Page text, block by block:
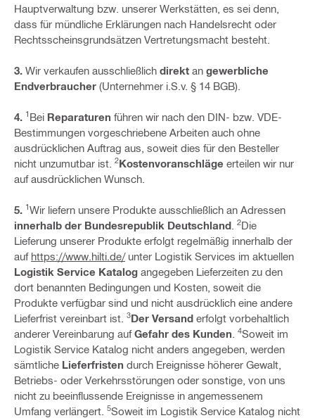
Hauptverwaltung bzw. unserer Werkstätten, es sei denn,
dass für mündliche Erklärungen nach Handelsrecht oder
Rechtsscheinsgrundsätzen Vertretungsmacht besteht.
3. Wir verkaufen ausschließlich direkt an gewerbliche
Endverbraucher (Unternehmer i.S.v. § 14 BGB).
4. 1 Bei Reparaturen führen wir nach den DIN- bzw. VDE-
Bestimmungen vorgeschriebene Arbeiten auch ohne
ausdrücklichen Auftrag aus, soweit dies für den Besteller
nicht unzumutbar ist.
2Kostenvoranschläge erteilen wir nur
auf ausdrücklichen Wunsch.
5. 1Wir liefern unsere Produkte ausschließlich an Adressen
innerhalb der Bundesrepublik Deutschland
2Die
Lieferung unserer Produkte erfolgt regelmäßig innerhalb der
auf https://www.hilti.de/unter Logistik Services im aktuellen
Logistik Service Katalog angegeben Lieferzeiten zu den
dort benannten Bedingungen und Kosten, soweit die
Produkte verfügbar sind und nicht ausdrücklich eine andere
Lieferfrist vereinbart ist.
3Der Versand erfolgt vorbehaltlich
anderer Vereinbarung aufGefahr des Kunden 4Soweit im
Logistik Service Katalog nicht anders angegeben, werden
sämtliche Lieferfristen durch Ereignisse höherer Gewalt,
Betriebs- oder Verkehrsstörungen oder sonstige, von uns
nicht zu beeinflussende Ereignisse in angemessenem
Umfang verlängert.
5Soweit im Logistik Service Katalog nicht